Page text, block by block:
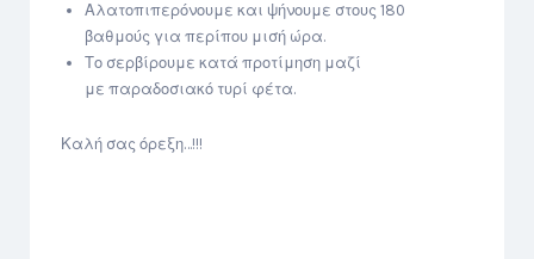
Αλατοπιπερόνουμε και ψήνουμε στους 180
βαθμούς για περίπου μισή ώρα.
Το σερβίρουμε κατά προτίμηση μαζί
με παραδοσιακό τυρί φέτα.
Καλή σας όρεξη…!!!